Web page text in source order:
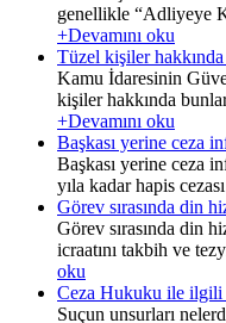
genellikle “Adliyeye
+Devamını oku
Tüzel kişiler
Kamu İdaresinin
kişiler hakkında
+Devamını oku
Başkası yerine ceza
Başkası yerine ceza
yıla kadar hapis
Görev sırasında din
Görev sırasında din
icraatını takbih ve
oku
Ceza Hukuku ile ilgili
Suçun unsurları